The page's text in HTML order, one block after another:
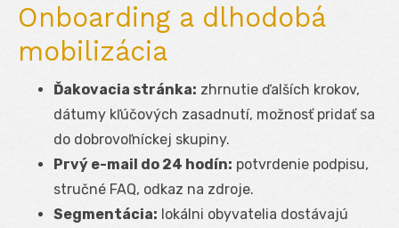
Onboarding a dlhodobá
mobilizácia
Ďakovacia stránka: zhrnutie ďalších krokov,
dátumy kľúčových zasadnutí, možnosť pridať sa
do dobrovoľníckej skupiny.
Prvý e-mail do 24 hodín: potvrdenie podpisu,
stručné FAQ, odkaz na zdroje.
Segmentácia: lokálni obyvatelia dostávajú